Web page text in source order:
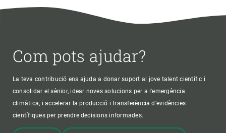
Com pots ajudar?
La teva contribució ens ajuda a donar suport al jove talent científic i
consolidar el sènior, idear noves solucions per a l'emergència
climàtica, i accelerar la producció i transferència d’evidències
científiques per prendre decisions informades.